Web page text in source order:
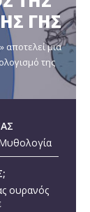
ΓΗΣ
αποτελεί μια
της
Μυθολογία
ουρανός